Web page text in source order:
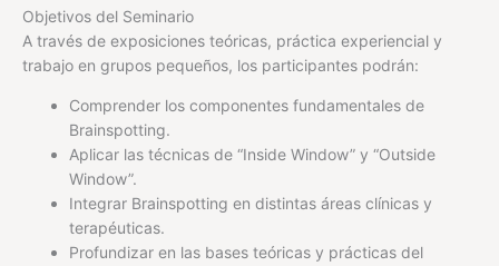
Objetivos del Seminario
A través de exposiciones teóricas, práctica experiencial y
trabajo en grupos pequeños, los participantes podrán:
Comprender los componentes fundamentales de
Brainspotting.
Aplicar las técnicas de “Inside Window” y “Outside
Window”.
Integrar Brainspotting en distintas áreas clínicas y
terapéuticas.
Profundizar en las bases teóricas y prácticas del